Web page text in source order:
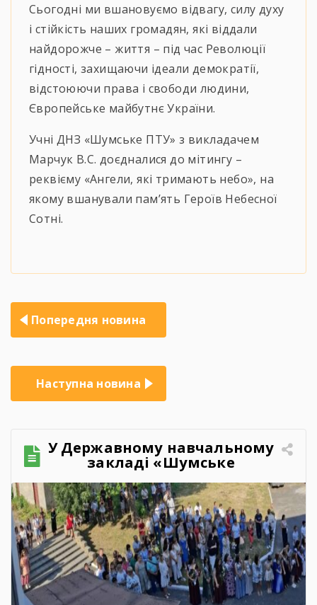
Сьогодні ми вшановуємо відвагу, силу духу
і стійкість наших громадян, які віддали
найдорожче – життя – під час Революції
гідності, захищаючи ідеали демократії,
відстоюючи права і свободи людини,
Європейське майбутнє України.
Учні ДНЗ «Шумське ПТУ» з викладачем
Марчук В.С. доєдналися до мітингу –
реквієму «Ангели, які тримають небо», на
якому вшанували пам’ять Героїв Небесної
Сотні.
Навігація
записів
Попередня новина
Наступна новина
У Державному навчальному
закладі «Шумське
професійно-технічне
училище» відбувся
зворушливий випускний
захід – 2026